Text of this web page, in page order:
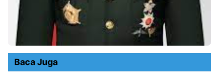
Baca Juga